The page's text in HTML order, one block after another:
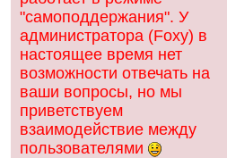
"самоподдержания". У
администратора (Foxy) в
настоящее время нет
возможности отвечать на
ваши вопросы, но мы
приветствуем
взаимодействие между
пользователями